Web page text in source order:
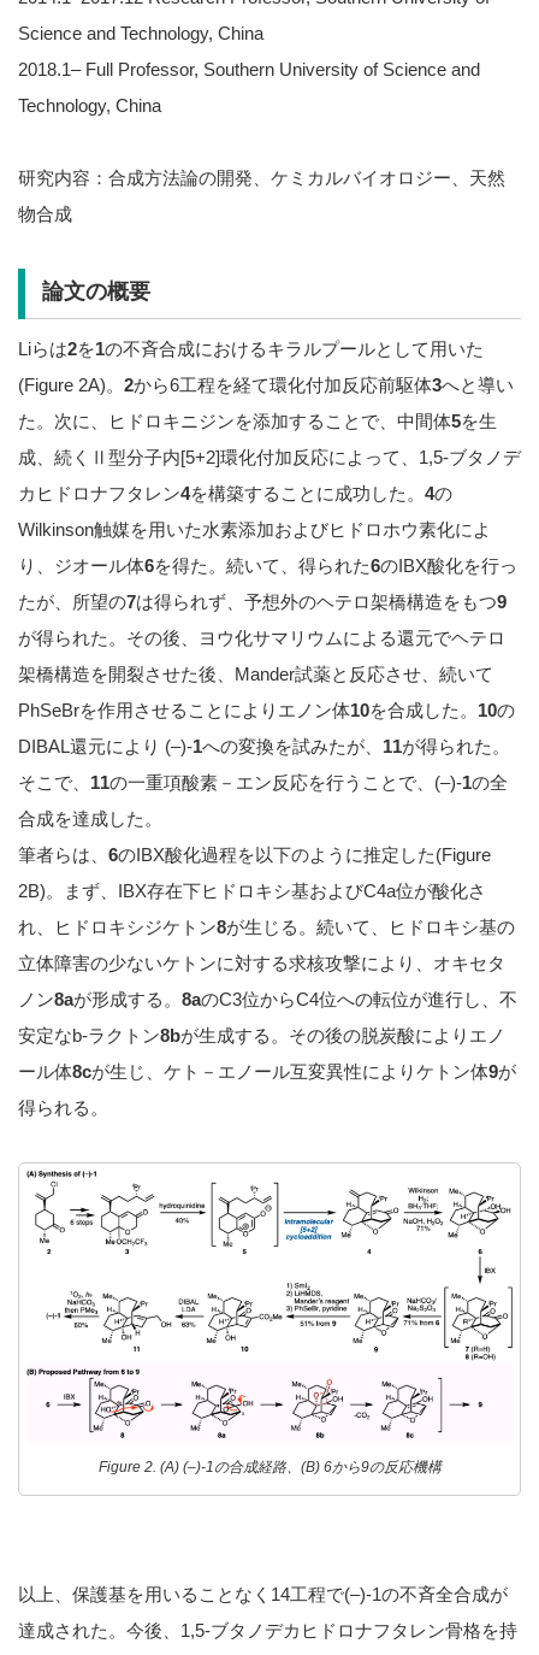
Science and Technology, China
2018.1– Full Professor, Southern University of Science and
Technology, China
研究内容：合成方法論の開発、ケミカルバイオロジー、天然
物合成
論文の概要
Liらは2を1の不斉合成におけるキラルプールとして用いた
(Figure 2A)。 2から6工程を経て環化付加反応前駆体3へと導い
た。次に、ヒドロキニジンを添加することで、中間体5を生
成、続くⅡ型分子内[5+2]環化付加反応によって、1,5-ブタノデ
カヒドロナフタレン4を構築することに成功した。 4の
Wilkinson触媒を用いた水素添加およびヒドロホウ素化によ
り、ジオール体6を得た。続いて、得られた6のIBX酸化を行っ
たが、所望の7は得られず、予想外のヘテロ架橋構造をもつ9
が得られた。その後、ヨウ化サマリウムによる還元でヘテロ
架橋構造を開裂させた後、Mander試薬と反応させ、続いて
PhSeBrを作用させることによりエノン体10を合成した。 10の
DIBAL還元により (–)-1への変換を試みたが、 11が得られた。
そこで、 11の一重項酸素－エン反応を行うことで、(–)-1の全
合成を達成した。
筆者らは、 6のIBX酸化過程を以下のように推定した(Figure
2B)。まず、IBX存在下ヒドロキシ基およびC4a位が酸化さ
れ、ヒドロキシジケトン8が生じる。続いて、ヒドロキシ基の
立体障害の少ないケトンに対する求核攻撃により、オキセタ
ノン8aが形成する。 8aのC3位からC4位への転位が進行し、不
安定なb-ラクトン8bが生成する。その後の脱炭酸によりエノ
ール体8cが生じ、ケト－エノール互変異性によりケトン体9が
得られる。
Figure 2. (A) (–)-1の合成経路、(B) 6から9の反応機構
以上、保護基を用いることなく14工程で(–)-1の不斉全合成が
達成された。今後、1,5-ブタノデカヒドロナフタレン骨格を持